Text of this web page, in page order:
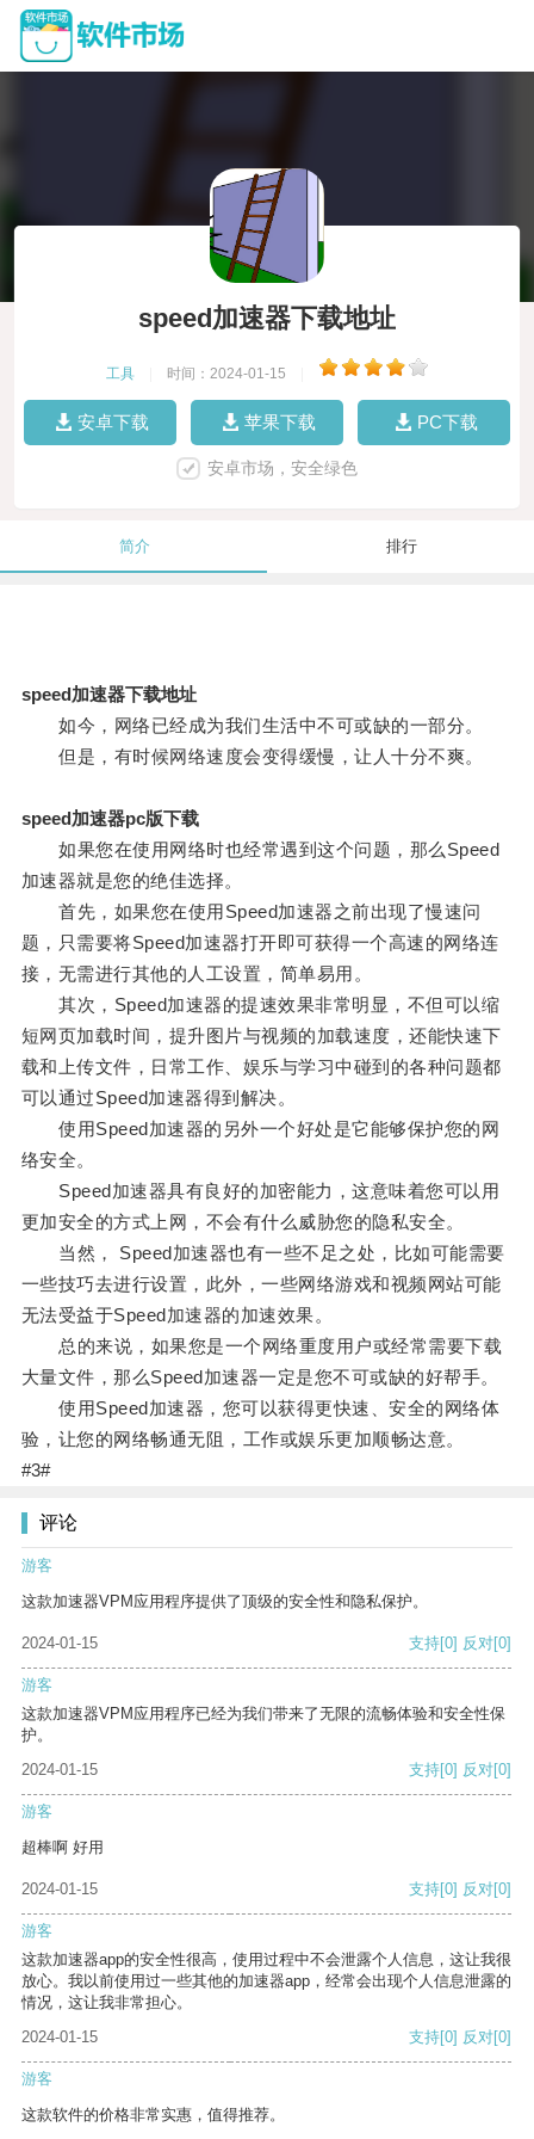
speed加速器下载地址
工具 时间：2024-01-15
安卓下载 苹果下载 PC下载
安卓市场，安全绿色
简介 排行
speed加速器下载地址
如今，网络已经成为我们生活中不可或缺的一部分。
但是，有时候网络速度会变得缓慢，让人十分不爽。
speed加速器pc版下载
如果您在使用网络时也经常遇到这个问题，那么Speed
加速器就是您的绝佳选择。
首先，如果您在使用Speed加速器之前出现了慢速问
题，只需要将Speed加速器打开即可获得一个高速的网络连
接，无需进行其他的人工设置，简单易用。
其次，Speed加速器的提速效果非常明显，不但可以缩
短网页加载时间，提升图片与视频的加载速度，还能快速下
载和上传文件，日常工作、娱乐与学习中碰到的各种问题都
可以通过Speed加速器得到解决。
使用Speed加速器的另外一个好处是它能够保护您的网
络安全。
Speed加速器具有良好的加密能力，这意味着您可以用
更加安全的方式上网，不会有什么威胁您的隐私安全。
当然， Speed加速器也有一些不足之处，比如可能需要
一些技巧去进行设置，此外，一些网络游戏和视频网站可能
无法受益于Speed加速器的加速效果。
总的来说，如果您是一个网络重度用户或经常需要下载
大量文件，那么Speed加速器一定是您不可或缺的好帮手。
使用Speed加速器，您可以获得更快速、安全的网络体
验，让您的网络畅通无阻，工作或娱乐更加顺畅达意。
#3#
评论
游客
这款加速器VPM应用程序提供了顶级的安全性和隐私保护。
2024-01-15 支持[0] 反对[0]
游客
这款加速器VPM应用程序已经为我们带来了无限的流畅体验和安全性保
护。
2024-01-15
支持[0] 反对[0]
游客
超棒啊 好用
2024-01-15 支持[0] 反对[0]
游客
这款加速器app的安全性很高，使用过程中不会泄露个人信息，这让我很
放心。我以前使用过一些其他的加速器app，经常会出现个人信息泄露的
情况，这让我非常担心。
2024-01-15
支持[0] 反对[0]
游客
这款软件的价格非常实惠，值得推荐。